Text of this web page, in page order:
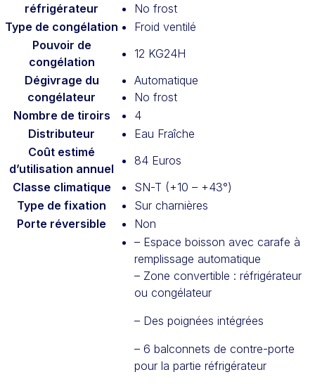
réfrigérateur
No frost
Type de congélation
Froid ventilé
Pouvoir de
congélation
12 KG24H
Dégivrage du
congélateur
Automatique
No frost
Nombre de tiroirs
4
Distributeur
Eau Fraîche
Coût estimé
d’utilisation annuel
84 Euros
Classe climatique
SN-T (+10 – +43°)
Type de fixation
Sur charnières
Porte réversible
Non
– Espace boisson avec carafe à
remplissage automatique
– Zone convertible : réfrigérateur
ou congélateur
– Des poignées intégrées
– 6 balconnets de contre-porte
pour la partie réfrigérateur